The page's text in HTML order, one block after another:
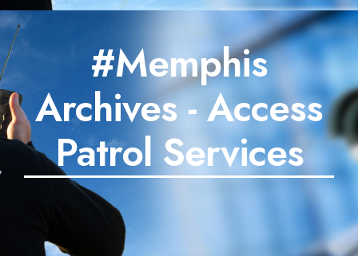
#Memphis
Archives - Access
Patrol Services